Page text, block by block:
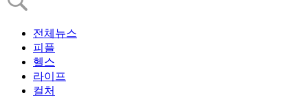
전체뉴스
피플
헬스
라이프
컬처